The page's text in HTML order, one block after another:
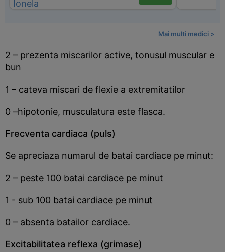
Mai multi medici >
2 – prezenta miscarilor active, tonusul muscular e
bun
1 – cateva miscari de flexie a extremitatilor
0 –hipotonie, musculatura este flasca.
Frecventa cardiaca (puls)
Se apreciaza numarul de batai cardiace pe minut:
2 – peste 100 batai cardiace pe minut
1 - sub 100 batai cardiace pe minut
0 – absenta batailor cardiace.
Excitabilitatea reflexa (grimase)